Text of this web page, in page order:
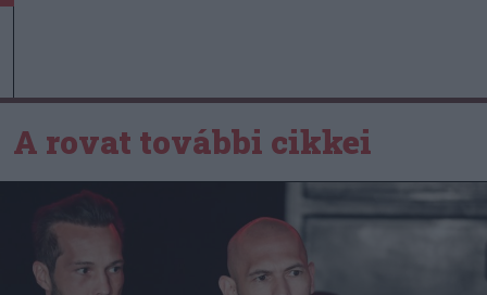
A rovat további cikkei